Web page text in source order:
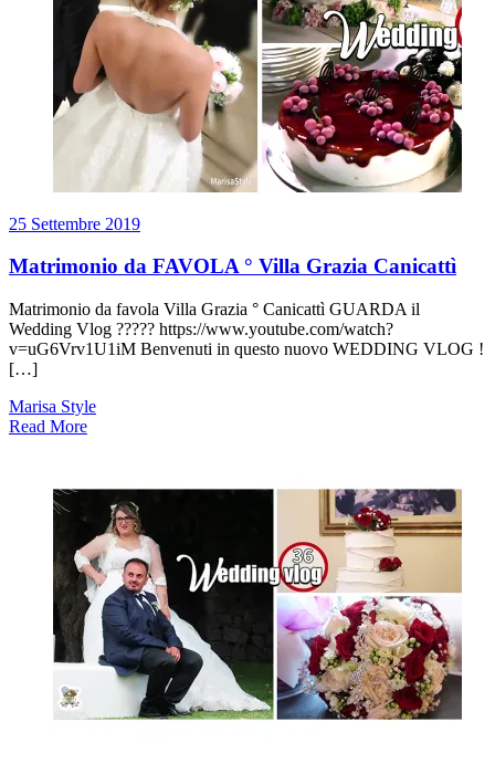
25 Settembre 2019
Matrimonio da FAVOLA ° Villa Grazia Canicattì
Matrimonio da favola Villa Grazia ° Canicattì GUARDA il
Wedding Vlog ????? https://www.youtube.com/watch?
v=uG6Vrv1U1iM Benvenuti in questo nuovo WEDDING VLOG !
[…]
Marisa Style
Read More